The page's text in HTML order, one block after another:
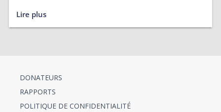
Lire plus
DONATEURS
RAPPORTS
POLITIQUE DE CONFIDENTIALITÉ